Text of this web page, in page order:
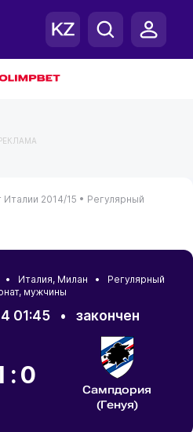
РЕКЛАМА
2014/15 • Регулярный
• Италия, Милан • Регулярный
мужчины
01:45• закончен
Сампдория
(Генуя)